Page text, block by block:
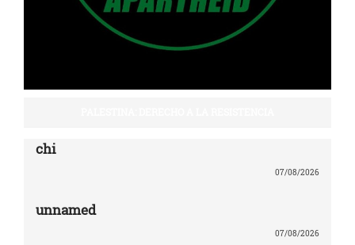
chi
07/08/2026
unnamed
07/08/2026